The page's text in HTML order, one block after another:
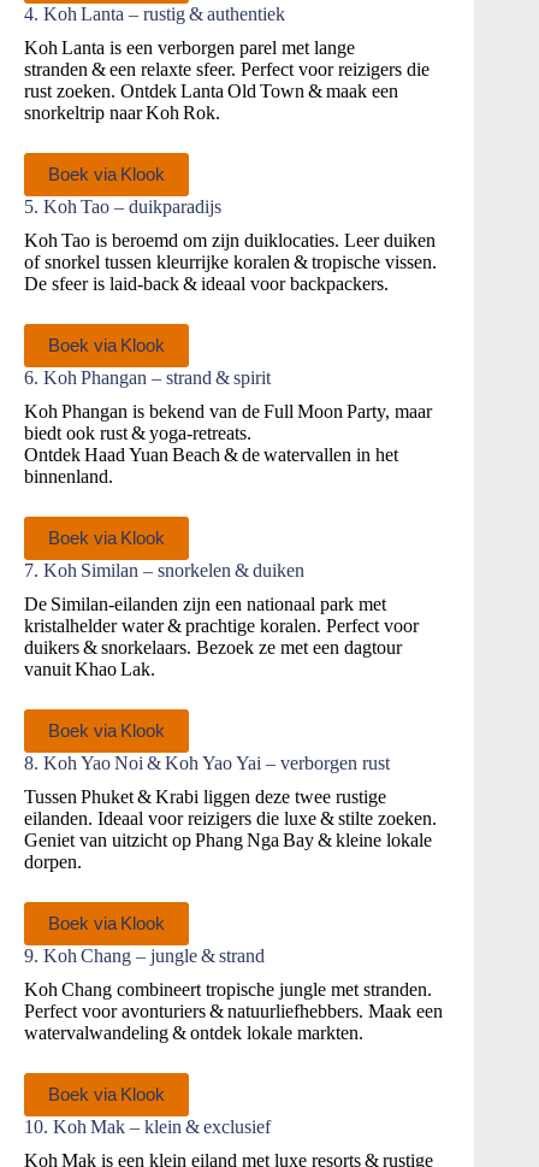
4. Koh Lanta – rustig & authentiek
Koh Lanta is een verborgen parel met lange
stranden & een relaxte sfeer. Perfect voor reizigers die
rust zoeken. Ontdek Lanta Old Town & maak een
snorkeltrip naar Koh Rok.
Boek via Klook
5. Koh Tao – duikparadijs
Koh Tao is beroemd om zijn duiklocaties. Leer duiken
of snorkel tussen kleurrijke koralen & tropische vissen.
De sfeer is laid‑back & ideaal voor backpackers.
Boek via Klook
6. Koh Phangan – strand & spirit
Koh Phangan is bekend van de Full Moon Party, maar
biedt ook rust & yoga‑retreats.
Ontdek Haad Yuan Beach & de watervallen in het
binnenland.
Boek via Klook
7. Koh Similan – snorkelen & duiken
De Similan‑eilanden zijn een nationaal park met
kristalhelder water & prachtige koralen. Perfect voor
duikers & snorkelaars. Bezoek ze met een dagtour
vanuit Khao Lak.
Boek via Klook
8. Koh Yao Noi & Koh Yao Yai – verborgen rust
Tussen Phuket & Krabi liggen deze twee rustige
eilanden. Ideaal voor reizigers die luxe & stilte zoeken.
Geniet van uitzicht op Phang Nga Bay & kleine lokale
dorpen.
Boek via Klook
9. Koh Chang – jungle & strand
Koh Chang combineert tropische jungle met stranden.
Perfect voor avonturiers & natuurliefhebbers. Maak een
watervalwandeling & ontdek lokale markten.
Boek via Klook
10. Koh Mak – klein & exclusief
Koh Mak is een klein eiland met luxe resorts & rustige